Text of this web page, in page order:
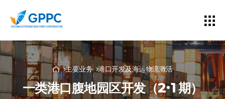
主要业务 港口开发及海运物流激活
一类港口腹地园区开发（2·1期）